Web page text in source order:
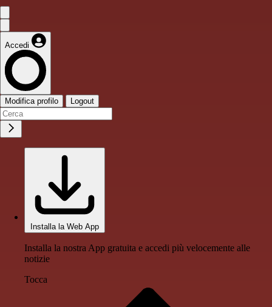
Accedi
Modifica profilo Logout
Installa la Web App
Installa la nostra App gratuita e accedi più velocemente alle
notizie
Tocca